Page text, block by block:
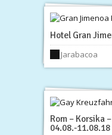
Hotel Gran
Jarabacoa
Rom – Korsika
04.08.-11.08.18